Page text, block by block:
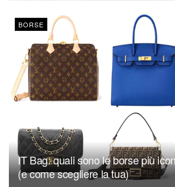
BORSE
IT Bag: quali sono le borse più
(e come scegliere la tua)